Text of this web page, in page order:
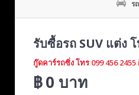
ร
รับซื้อรถ SUV แต่ง
กู๊ดคาร์รถซิ่ง โทร 099 456
฿0 บาท